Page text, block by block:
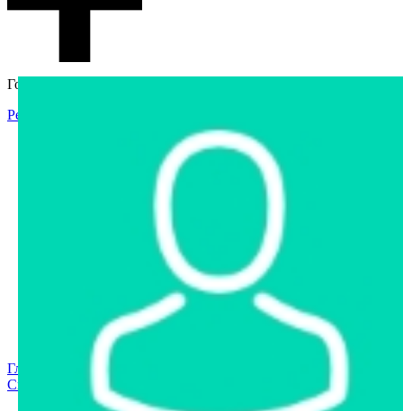
Гостевой доступ
Регистрация
Интернет-магазин
Интернет-витрина
Арестованное имущество
Реестр несостоявшихся торгов
Реестр переоценок
Государственное имущество
Главная страница
Спецтехника
Тракторы Трактор Беларус 82.1, 2008